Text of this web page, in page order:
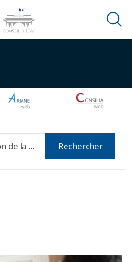
Ouvrir
ARIANEWEB
Rechercher